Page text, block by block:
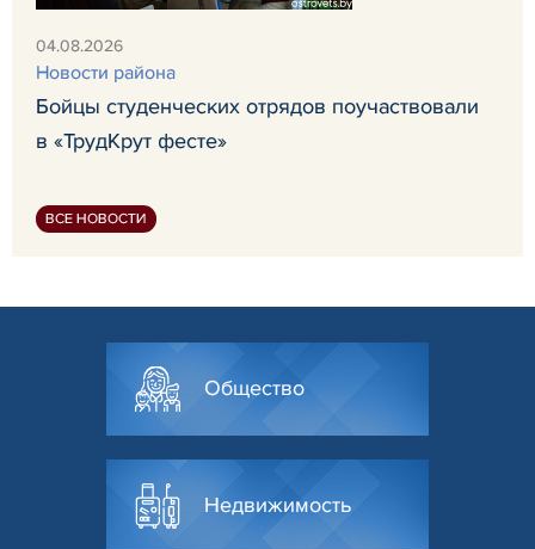
04.08.2026
Новости района
Бойцы студенческих отрядов поучаствовали
в «ТрудКрут фесте»
ВСЕ НОВОСТИ
Общество
Недвижимость